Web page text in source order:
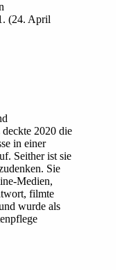
(24. April
2020 die
in einer
Seither ist sie
Sie
Medien,
filmte
wurde als